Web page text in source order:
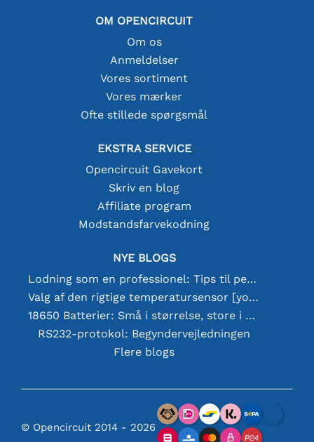
OM OPENCIRCUIT
Om os
Anmeldelser
Vores sortiment
Vores mærker
Ofte stillede spørgsmål
EKSTRA SERVICE
Opencircuit Gavekort
Skriv en blog
Affiliate program
Modstandsfarvekodning
NYE BLOGS
Lodning som en professionel: Tips til perfekte elektroniske forbindelser
Valg af den rigtige temperatursensor [youtube]
18650 Batterier: Små i størrelse, store i ydeevne
RS232-protokol: Begyndervejledningen
Flere blogs
© Opencircuit 2014 - 2026